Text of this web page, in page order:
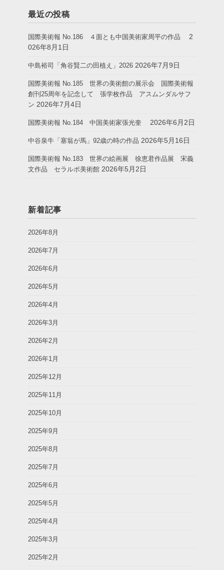
最近の投稿
国際美術報 No.186 ４面とも中国美術家周平の作品
2
026年8月1日
中島裕司「角谷賢二の田植え」2026 2026年7月9日
国際美術報 No.185 世界の美術館の展示会 国際美術報
創刊25周年を記念して 張学枚作品 アスムンダルサフ
ン 2026年7月4日
国際美術報 No.184 中国美術家張光奎 2026年6月2日
中谷泉牛「塞翁が馬」92歳の時の作品 2026年5月16日
国際美術報 No.183 世界の絵画展 徐恵君作品展 宋義
文作品 セラルボ美術館 2026年5月2日
新着記事
2026年8月
2026年7月
2026年6月
2026年5月
2026年4月
2026年3月
2026年2月
2026年1月
2025年12月
2025年11月
2025年10月
2025年9月
2025年8月
2025年7月
2025年6月
2025年5月
2025年4月
2025年3月
2025年2月